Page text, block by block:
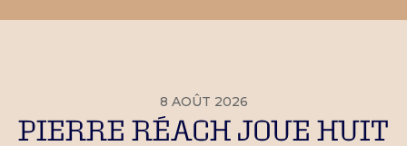
8 AOÛT 2026
PIERRE RÉACH JOUE HUIT